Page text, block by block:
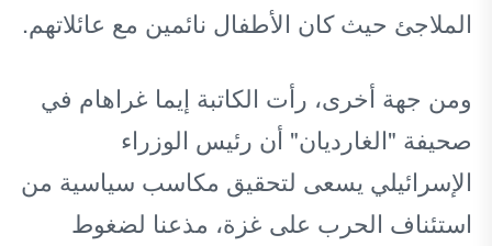
الملاجئ حيث كان الأطفال نائمين مع عائلاتهم.
ومن جهة أخرى، رأت الكاتبة إيما غراهام في
صحيفة "الغارديان" أن رئيس الوزراء
الإسرائيلي يسعى لتحقيق مكاسب سياسية من
استئناف الحرب على غزة، مذعنا لضغوط